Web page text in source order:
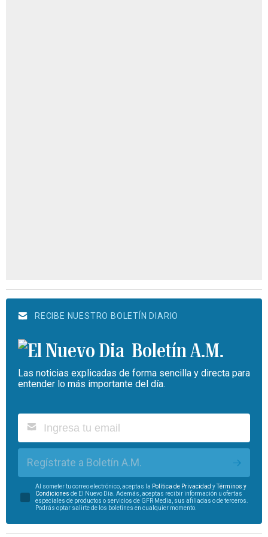
RECIBE NUESTRO BOLETÍN DIARIO
Boletín A.M.
Las noticias explicadas de forma sencilla y directa para
entender lo más importante del día.
Regístrate a Boletín A.M.
Al someter tu correo electrónico, aceptas la Política de Privacidad yTérminos y
Condiciones de El Nuevo Día. Además, aceptas recibir información u ofertas
especiales de productos o servicios de GFR Media, sus afiliadas o de terceros.
Podrás optar salirte de los boletines en cualquier momento.